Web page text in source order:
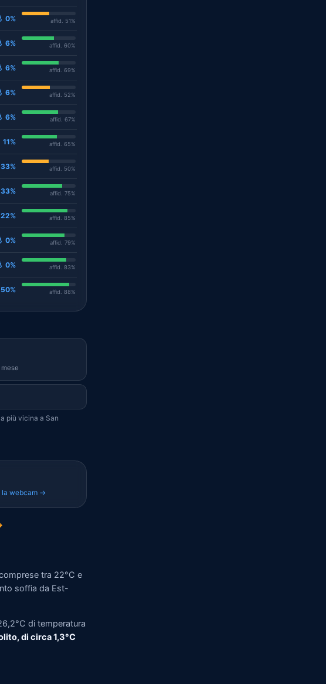
0% affid. 51%
6% affid. 60%
6% affid. 69%
6% affid. 52%
6% affid. 67%
11% affid. 65%
33% affid. 50%
33% affid. 75%
22% affid. 85%
0% affid. 79%
0% affid. 83%
50% affid. 88%
più vicina a San
la webcam →
tra 22°C e
soffia da Est-
di temperatura
di circa 1,3°C